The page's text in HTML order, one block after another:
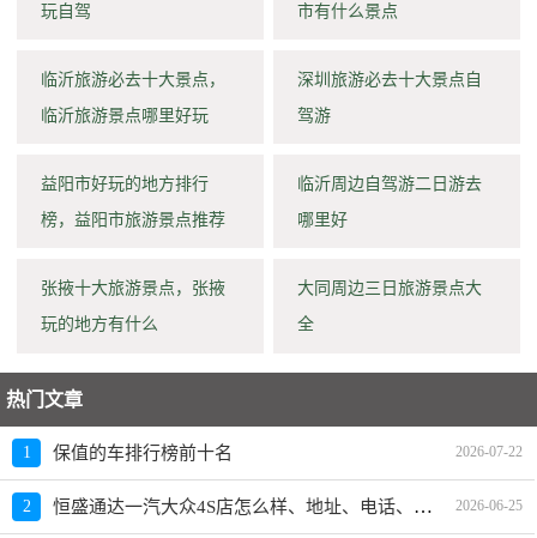
玩自驾
市有什么景点
临沂旅游必去十大景点，
临沂旅游景点哪里好玩
深圳旅游必去十大景点自
驾游
益阳市好玩的地方排行
榜，益阳市旅游景点推荐
临沂周边自驾游二日游去
哪里好
张掖十大旅游景点，张掖
玩的地方有什么
大同周边三日旅游景点大
全
热门文章
1 保值的车排行榜前十名 2026-07-22
2 恒盛通达一汽大众4S店怎么样、地址、电话、上班时间查询 2026-06-25